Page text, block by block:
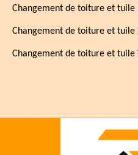
Changement de toiture et tuile
Changement de toiture et tuile
Changement de toiture et tuile